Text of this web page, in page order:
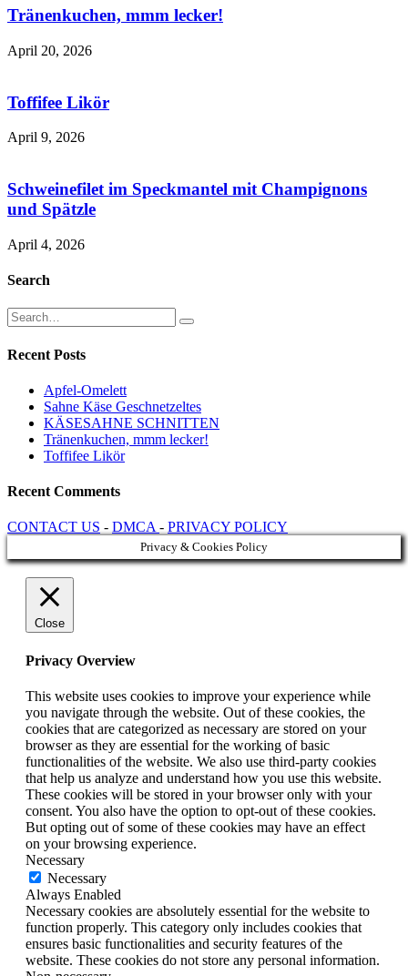
Tränenkuchen, mmm lecker!
April 20, 2026
Toffifee Likör
April 9, 2026
Schweinefilet im Speckmantel mit Champignons
und Spätzle
April 4, 2026
Search
Recent Posts
Apfel-Omelett
Sahne Käse Geschnetzeltes
KÄSESAHNE SCHNITTEN
Tränenkuchen, mmm lecker!
Toffifee Likör
Recent Comments
CONTACT US - DMCA- PRIVACY POLICY
Privacy & Cookies Policy
Close
Privacy Overview
This website uses cookies to improve your experience while
you navigate through the website. Out of these cookies, the
cookies that are categorized as necessary are stored on your
browser as they are essential for the working of basic
functionalities of the website. We also use third-party cookies
that help us analyze and understand how you use this website.
These cookies will be stored in your browser only with your
consent. You also have the option to opt-out of these cookies.
But opting out of some of these cookies may have an effect
on your browsing experience.
Necessary
Necessary
Always Enabled
Necessary cookies are absolutely essential for the website to
function properly. This category only includes cookies that
ensures basic functionalities and security features of the
website. These cookies do not store any personal information.